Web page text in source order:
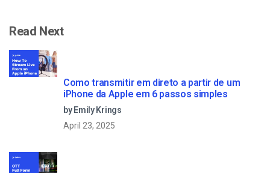
Read Next
Como transmitir em direto a partir de um
iPhone da Apple em 6 passos simples
by Emily Krings
April 23, 2025